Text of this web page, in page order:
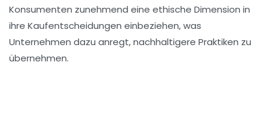
Konsumenten zunehmend eine ethische Dimension in
ihre Kaufentscheidungen einbeziehen, was
Unternehmen dazu anregt, nachhaltigere Praktiken zu
übernehmen.